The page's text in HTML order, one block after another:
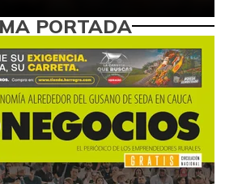
PORTADA